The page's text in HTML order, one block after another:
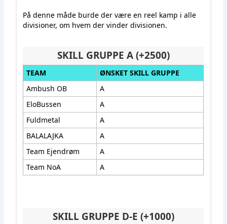
På denne måde burde der være en reel kamp i alle
divisioner, om hvem der vinder divisionen.
TEAM
ØNSKET SKILL GRUPPE
Ambush OB
A
EloBussen
A
Fuldmetal
A
BALALAJKA
A
Team Ejendrøm
A
Team NoA
A
SKILL GRUPPE A (+2500)
SKILL GRUPPE D-E (+1000)